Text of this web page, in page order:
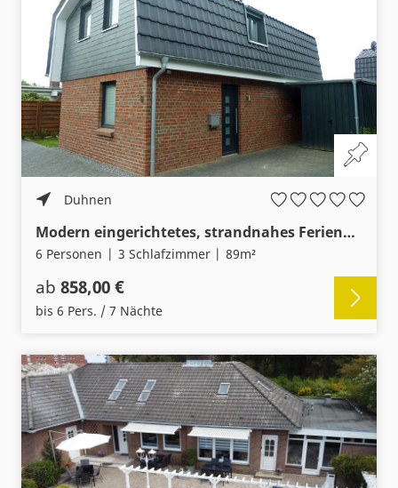
Duhnen
Modern eingerichtetes, strandnahes Ferienhaus “Carla” für 6 Personen
6 Personen 3 Schlafzimmer 89m²
ab 858,00 €
bis 6 Pers. / 7 Nächte